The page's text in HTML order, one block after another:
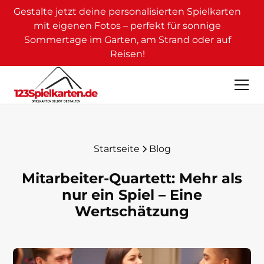
Gestalte jetzt deine personalisierten Spielkarten
mit eigenen Fotos – perfekt für sonnige
Sommertage im Garten, am Strand oder auf
Reisen!
Startseite Blog
Mitarbeiter-Quartett: Mehr als
nur ein Spiel – Eine
Wertschätzung